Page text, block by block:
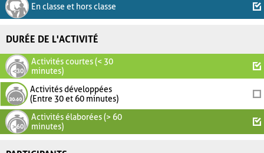
En classe et hors classe
DURÉE DE L'ACTIVITÉ
Activités courtes (< 30
minutes)
Activités développées
(Entre 30 et 60 minutes)
Activités élaborées (> 60
minutes)